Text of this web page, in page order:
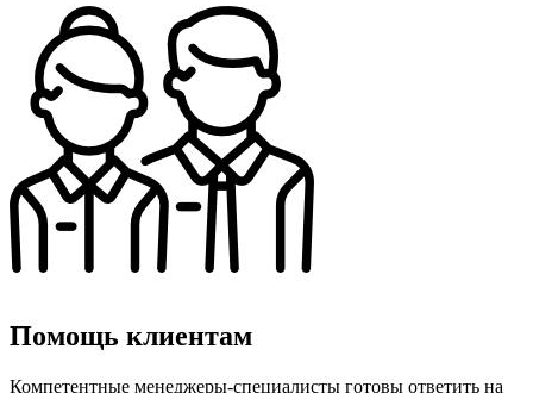
Помощь клиентам
Компетентные менеджеры-специалисты готовы ответить на